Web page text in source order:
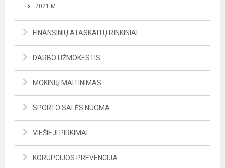
2021 M.
FINANSINIŲ ATASKAITŲ RINKINIAI
DARBO UŽMOKESTIS
MOKINIŲ MAITINIMAS
SPORTO SALĖS NUOMA
VIEŠIEJI PIRKIMAI
KORUPCIJOS PREVENCIJA